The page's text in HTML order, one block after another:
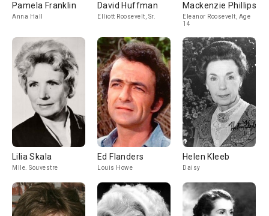
Pamela Franklin
Anna Hall
David Huffman
Elliott Roosevelt, Sr.
Mackenzie Phillips
Eleanor Roosevelt, Age
14
Lilia Skala
Mlle. Souvestre
Ed Flanders
Louis Howe
Helen Kleeb
Daisy